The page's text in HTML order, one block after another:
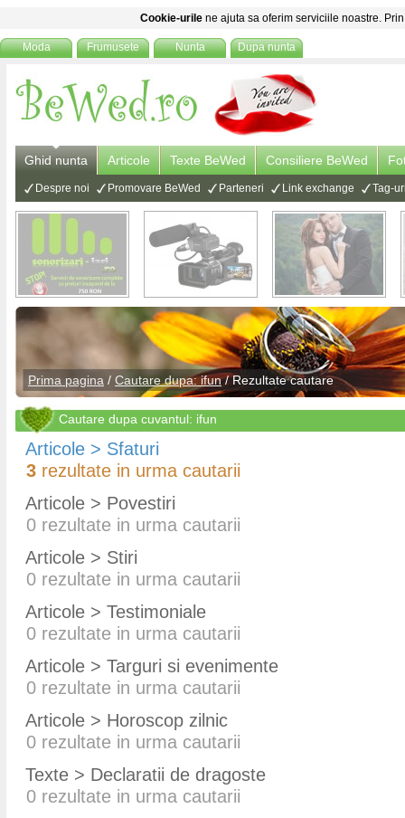
Cookie-urile ne ajuta sa oferim serviciile noastre.
Moda Frumusete Nunta Dupa nunta
Ghid nunta Articole Texte BeWed Consiliere BeWed
Despre noi Promovare BeWed Parteneri Link exchange Tag-
Prima pagina / Cautare dupa: ifun/ Rezultate cautare
Cautare dupa cuvantul: ifun
Articole > Sfaturi
3 rezultate in urma cautarii
Articole > Povestiri
0 rezultate in urma cautarii
Articole > Stiri
0 rezultate in urma cautarii
Articole > Testimoniale
0 rezultate in urma cautarii
Articole > Targuri si evenimente
0 rezultate in urma cautarii
Articole > Horoscop zilnic
0 rezultate in urma cautarii
Texte > Declaratii de dragoste
0 rezultate in urma cautarii